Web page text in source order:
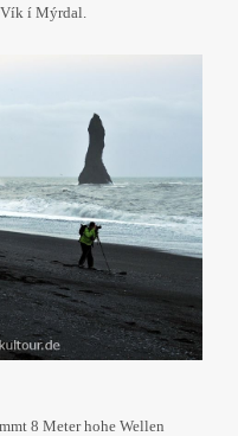
Vík í Mýrdal.
8 Meter hohe Wellen